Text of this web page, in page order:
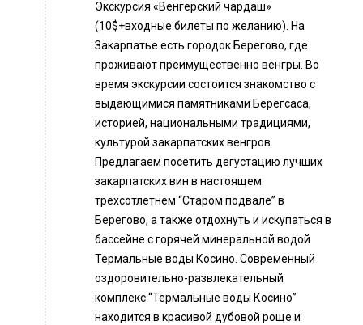
Экскурсия «Венгерский чардаш»
(10$+входные билеты по желанию). На
Закарпатье есть городок Берегово, где
проживают преимущественно венгры. Во
время экскурсии состоится знакомство с
выдающимися памятниками Берегсаса,
историей, национальными традициями,
культурой закарпатских венгров.
Предлагаем посетить дегустацию лучших
закарпатских вин в настоящем
трехсотлетнем “Старом подвале” в
Берегово, а также отдохнуть и искупаться в
бассейне с горячей минеральной водой
Термальные воды Косино. Современный
оздоровительно-развлекательный
комплекс “Термальные воды Косино”
находится в красивой дубовой роще и